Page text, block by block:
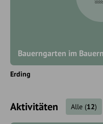
Bauerngarten im
Erding
Aktivitäten Alle (12)